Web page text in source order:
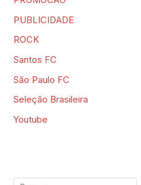
PUBLICIDADE
ROCK
Santos FC
São Paulo FC
Seleção Brasileira
Youtube